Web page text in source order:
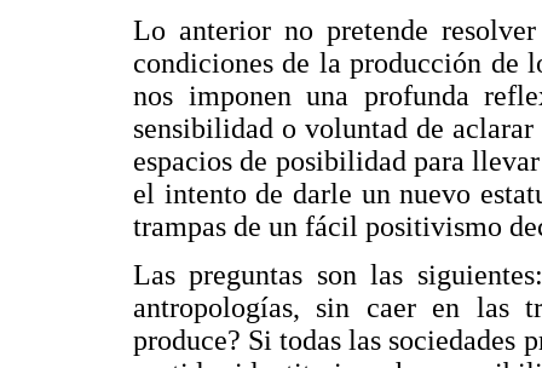
Lo anterior no pretende
condiciones de la producción de
nos imponen una profunda
sensibilidad o voluntad de
espacios de posibilidad para
el intento de darle un nuevo
trampas de un fácil positivismo
Las preguntas son las
antropologías, sin caer en las
produce? Si todas las sociedades